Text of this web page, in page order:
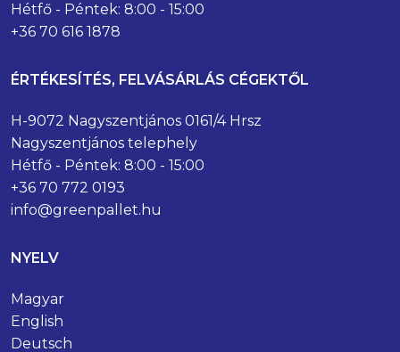
Hétfő - Péntek: 8:00 - 15:00
+36 70 616 1878
ÉRTÉKESÍTÉS, FELVÁSÁRLÁS CÉGEKTŐL
H-9072 Nagyszentjános 0161/4 Hrsz
Nagyszentjános telephely
Hétfő - Péntek: 8:00 - 15:00
+36 70 772 0193
info@greenpallet.hu
NYELV
Magyar
English
Deutsch